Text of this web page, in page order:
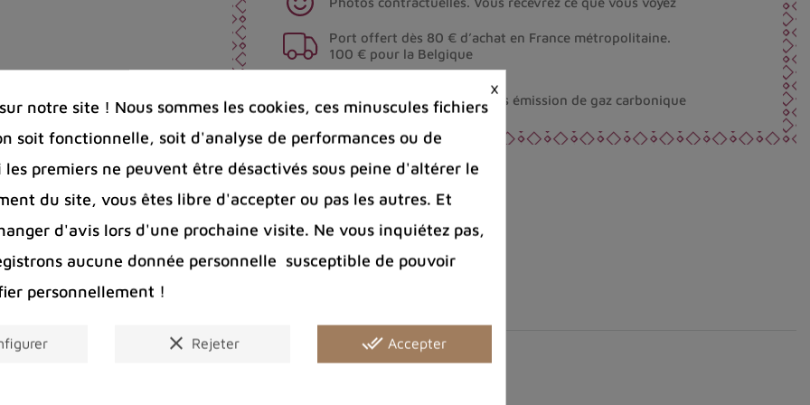
Port offert dès 80 € d’achat en France métropolitaine.
100 € pour la Belgique
Entreprise éco-responsable.
Bijoux argent fabriqués sans émission de gaz carbonique
Partager :
×
notre site ! Nous sommes les cookies, ces minuscules fichiers
soit fonctionnelle, soit d'analyse de performances ou de
les premiers ne peuvent être désactivés sous peine d'altérer le
du site, vous êtes libre d'accepter ou pas les autres. Et
d'avis lors d'une prochaine visite. Ne vous inquiétez pas,
aucune donnée personnelle susceptible de pouvoir
personnellement !
clear Rejeter done_all Accepter